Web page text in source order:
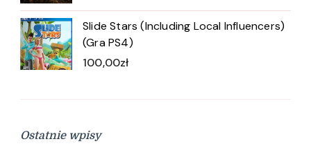
Slide Stars (Including Local Influencers)
(Gra PS4)
100,00zł
Ostatnie wpisy